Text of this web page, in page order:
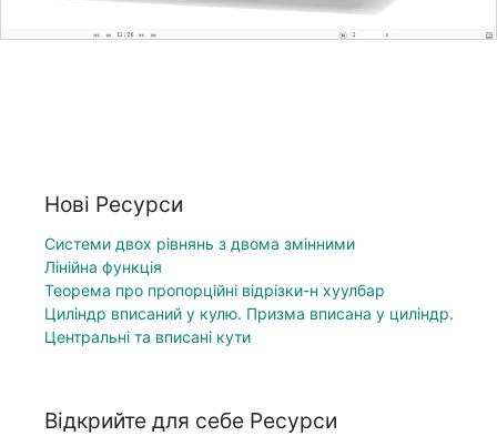
Нові Ресурси
Системи двох рівнянь з двома змінними
Лінійна функція
Теорема про пропорційні відрізки-н хуулбар
Циліндр вписаний у кулю. Призма вписана у циліндр.
Центральні та вписані кути
Відкрийте для себе Ресурси